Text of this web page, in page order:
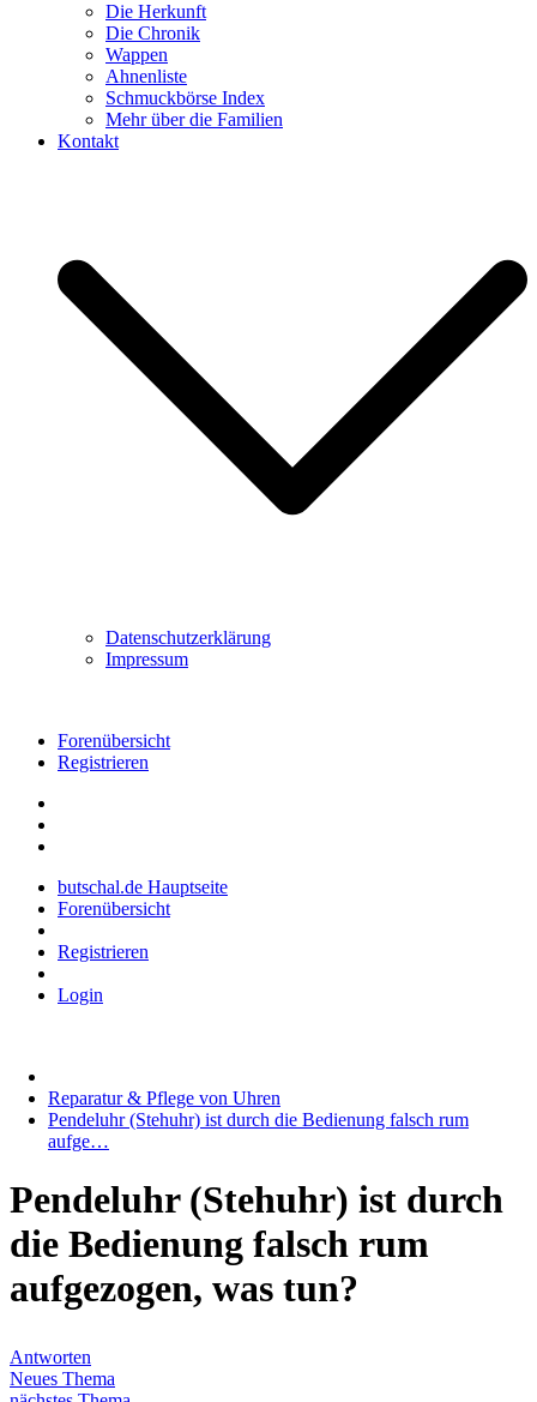
Die Herkunft
Die Chronik
Wappen
Ahnenliste
Schmuckbörse Index
Mehr über die Familien
Kontakt
Datenschutzerklärung
Impressum
Forenübersicht
Registrieren
butschal.de Hauptseite
Forenübersicht
Registrieren
Login
Reparatur & Pflege von Uhren
Pendeluhr (Stehuhr) ist durch die Bedienung falsch rum
aufge…
Pendeluhr (Stehuhr) ist durch
die Bedienung falsch rum
aufgezogen, was tun?
Antworten
Neues Thema